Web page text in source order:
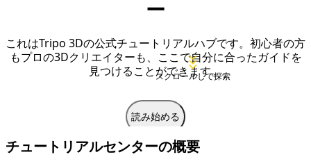
ー
これはTripo 3Dの公式チュートリアルハブです。初心者の方
もプロの3Dクリエイターも、ここで自分に合ったガイドを
見つけることができます。
読み始める
スクロールして探索
チュートリアルセンターの概要